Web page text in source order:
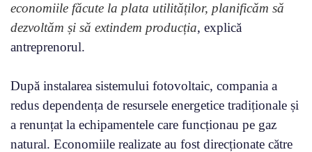
economiile făcute la plata utilităților, planificăm să
dezvoltăm și să extindem producția, explică
antreprenorul.
După instalarea sistemului fotovoltaic, compania a
redus dependența de resursele energetice tradiționale și
a renunțat la echipamentele care funcționau pe gaz
natural. Economiile realizate au fost direcționate către